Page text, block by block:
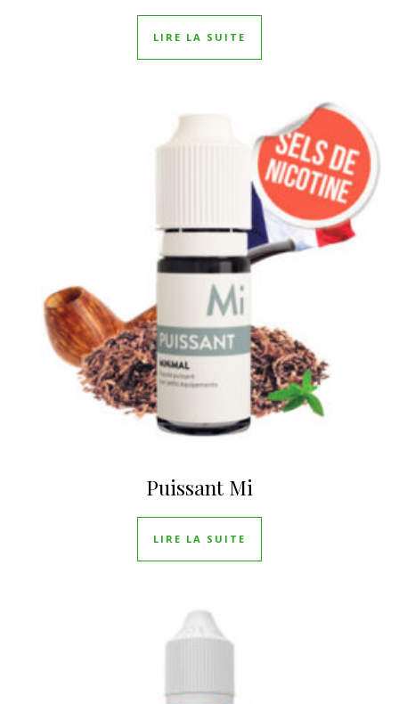
LIRE LA SUITE
Puissant Mi
LIRE LA SUITE